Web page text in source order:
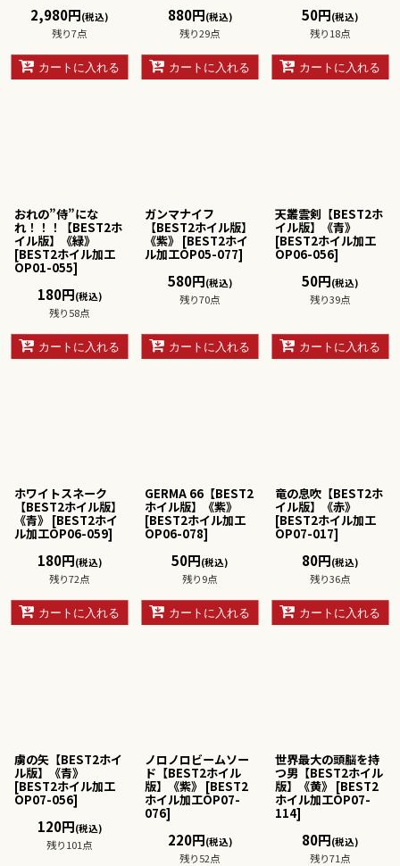
2,980円(税込)
残り7点
カートに入れる
880円(税込)
残り29点
カートに入れる
50円(税込)
残り18点
カートに入れる
おれの”侍”にな
れ！！！【BEST2ホ
イル版】《緑》
[BEST2ホイル加工
OP01-055]
180円(税込)
残り58点
カートに入れる
ガンマナイフ
【BEST2ホイル版】
《紫》 [BEST2ホイ
ル加工OP05-077]
580円(税込)
残り70点
カートに入れる
天叢雲剣【BEST2ホ
イル版】《青》
[BEST2ホイル加工
OP06-056]
50円(税込)
残り39点
カートに入れる
ホワイトスネーク
【BEST2ホイル版】
《青》 [BEST2ホイ
ル加工OP06-059]
180円(税込)
残り72点
カートに入れる
GERMA 66【BEST2
ホイル版】《紫》
[BEST2ホイル加工
OP06-078]
50円(税込)
残り9点
カートに入れる
竜の息吹【BEST2ホ
イル版】《赤》
[BEST2ホイル加工
OP07-017]
80円(税込)
残り36点
カートに入れる
虜の矢【BEST2ホイ
ル版】《青》
[BEST2ホイル加工
OP07-056]
120円(税込)
残り101点
ノロノロビームソー
ド【BEST2ホイル
版】《紫》 [BEST2
ホイル加工OP07-
076]
220円(税込)
残り52点
世界最大の頭脳を持
つ男【BEST2ホイル
版】《黄》 [BEST2
ホイル加工OP07-
114]
80円(税込)
残り71点